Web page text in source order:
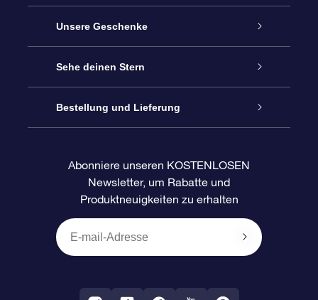
Service
Kontakt
Blog
Bewertungen
Unsere Geschenke
Sterne schenken
OSR-Geschenkpaket
OSR-Geschenkgutschein
Firmengeschenke
Sehe deinen Stern
Sternregister
Personalisierte Sternseite
One Million Stars
Bestellung und Lieferung
Zahlungsinformationen
Versandinformationen
Abonniere unseren KOSTENLOSEN
Newsletter, um Rabatte und
Produktneuigkeiten zu erhalten